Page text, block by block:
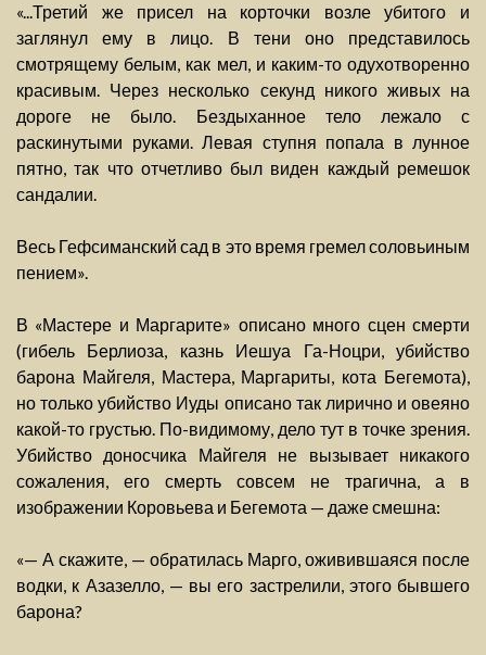
«...Третий же присел на корточки возле убитого и
заглянул ему в лицо. В тени оно представилось
смотрящему белым, как мел, и каким-то одухотворенно
красивым. Через несколько секунд никого живых на
дороге не было. Бездыханное тело лежало с
раскинутыми руками. Левая ступня попала в лунное
пятно, так что отчетливо был виден каждый ремешок
сандалии.
Весь Гефсиманский сад в это время гремел соловьиным
пением».
В «Мастере и Маргарите» описано много сцен смерти
(гибель Берлиоза, казнь Иешуа Га-Ноцри, убийство
барона Майгеля, Мастера, Маргариты, кота Бегемота),
но только убийство Иуды описано так лирично и овеяно
какой-то грустью. По-видимому, дело тут в точке зрения.
Убийство доносчика Майгеля не вызывает никакого
сожаления, его смерть совсем не трагична, а в
изображении Коровьева и Бегемота — даже смешна:
«— А скажите, — обратилась Марго, оживившаяся после
водки, к Азазелло, — вы его застрелили, этого бывшего
барона?